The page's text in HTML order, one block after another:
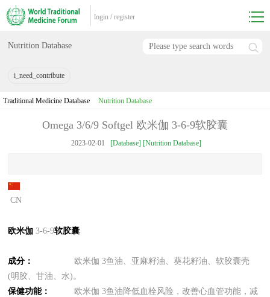
login / register
Nutrition Database
i_need_contribute
Traditional Medicine Database Nutrition Database
Omega 3/6/9 Softgel 欧米伽 3-6-9软胶囊
2023-02-01 [Database] [Nutrition Database]
CN
欧米伽 3-6-9软胶囊
成分：
欧米伽 3鱼油、亚麻籽油、葵花籽油、软胶囊壳
(明胶、甘油、水)。
保健功能：
欧米伽 3鱼油降低血栓风险，改善心血管功能，减